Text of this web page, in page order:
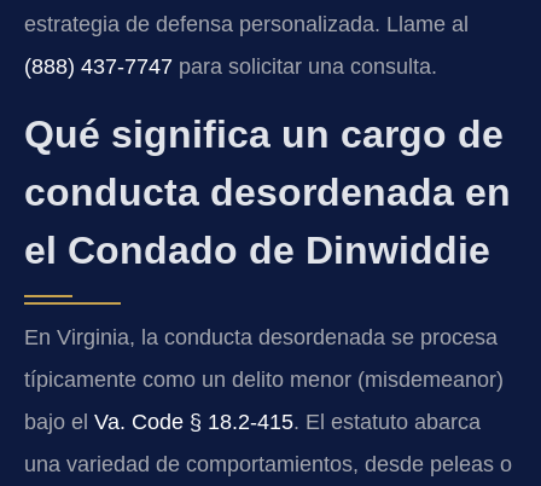
estrategia de defensa personalizada. Llame al
(888) 437-7747 para solicitar una consulta.
Qué significa un cargo de
conducta desordenada en
el Condado de Dinwiddie
En Virginia, la conducta desordenada se procesa
típicamente como un delito menor (misdemeanor)
bajo el Va. Code § 18.2-415. El estatuto abarca
una variedad de comportamientos, desde peleas o